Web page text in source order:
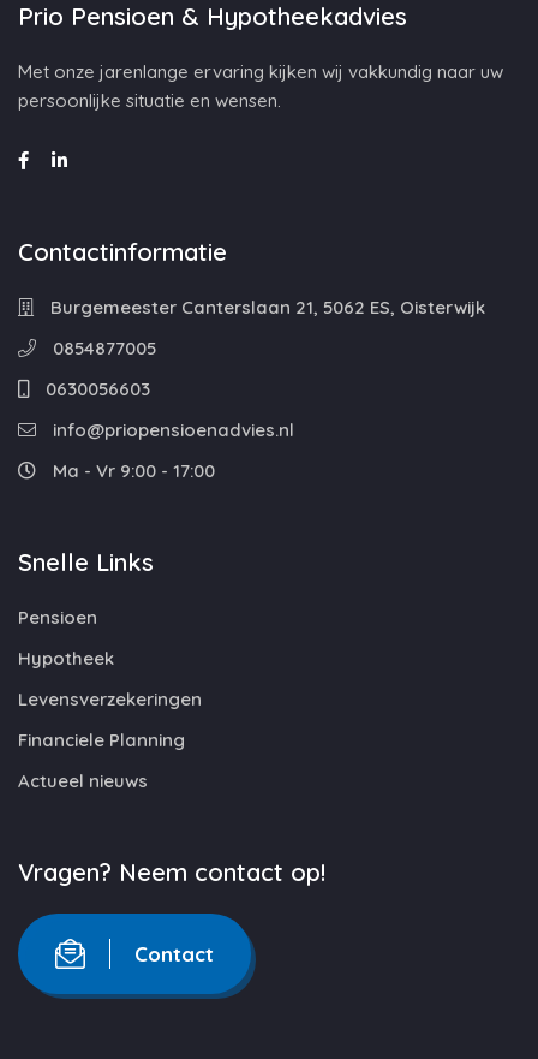
Prio Pensioen & Hypotheekadvies
Met onze jarenlange ervaring kijken wij vakkundig naar uw
persoonlijke situatie en wensen.
Contactinformatie
Burgemeester Canterslaan 21, 5062 ES, Oisterwijk
0854877005
0630056603
info@priopensioenadvies.nl
Ma - Vr 9:00 - 17:00
Snelle Links
Pensioen
Hypotheek
Levensverzekeringen
Financiele Planning
Actueel nieuws
Vragen? Neem contact op!
Contact